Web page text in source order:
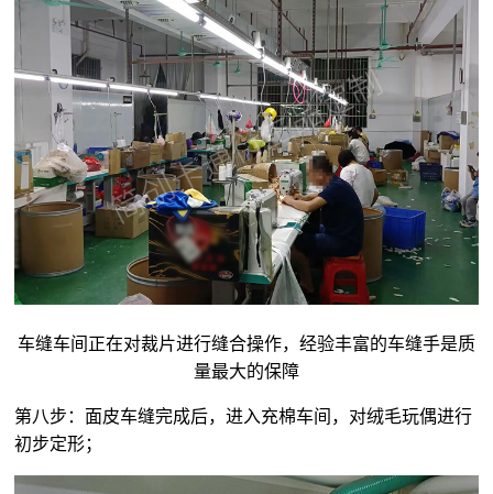
车缝车间正在对裁片进行缝合操作，经验丰富的车缝手是质
量最大的保障
第八步：面皮车缝完成后，进入充棉车间，对绒毛玩偶进行
初步定形；